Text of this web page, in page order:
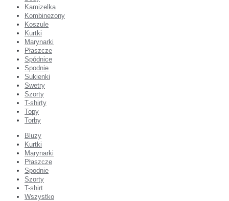
Kamizelka
Kombinezony
Koszule
Kurtki
Marynarki
Płaszcze
Spódnice
Spodnie
Sukienki
Swetry
Szorty
T-shirty
Topy
Torby
Bluzy
Kurtki
Marynarki
Płaszcze
Spodnie
Szorty
T-shirt
Wszystko